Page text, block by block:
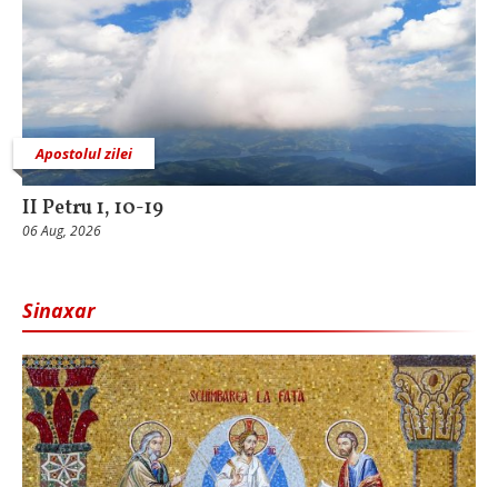
Apostolul zilei
II Petru 1, 10-19
06 Aug, 2026
Sinaxar